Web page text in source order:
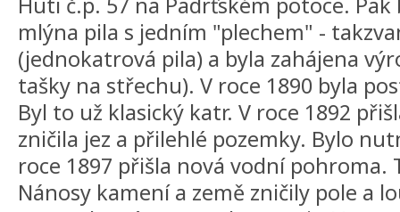
mlýna pila s jedním "plechem" -
(jednokatrová pila) a byla zahájena
tašky na střechu). V roce 1890 byla
Byl to už klasický katr. V roce 1892
zničila jez a přilehlé pozemky. Bylo
roce 1897 přišla nová vodní pohroma.
Nánosy kamení a země zničily pole a